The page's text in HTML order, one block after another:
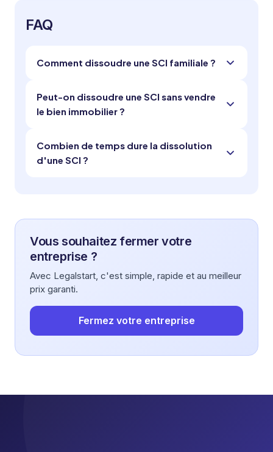
FAQ
Comment dissoudre une SCI familiale ?
Peut-on dissoudre une SCI sans vendre
le bien immobilier ?
Combien de temps dure la dissolution
d'une SCI ?
Vous souhaitez fermer votre
entreprise ?
Avec Legalstart, c'est simple, rapide et au meilleur
prix garanti.
Fermez votre entreprise